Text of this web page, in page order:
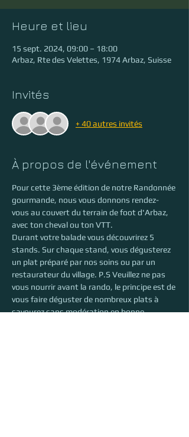
Heure et lieu
15 sept. 2024, 09:00 – 18:00
Arbaz, Rte des Velettes, 1974 Arbaz, Suisse
Invités
+ 40 autres invités
À propos de l'événement
Pour cette 3ème édition de notre Randonnée
gourmande, nous vous donnons rendez-
vous au couvert du terrain de foot d'Arbaz,
avec ton cheval ou ton VTT.
Durant votre balade vous découvrirez 5
stands. Sur chaque stand, vous dégusterez
un plat préparé par nos soins ou par un
restaurateur du village. P.S Veuillez ne pas
vous nourrir avant la rando, le principe est de
vous faire déguster de nombreux plats à
savourez sans modération en bonne